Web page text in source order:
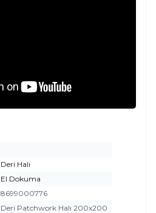
Deri Halı
El Dokuma
8699000776
Deri Patchwork Halı 200x200